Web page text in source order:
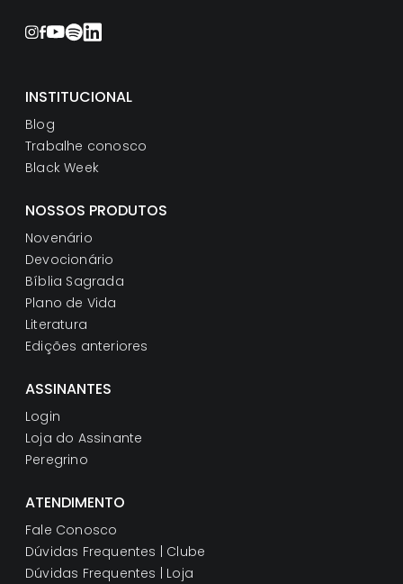
INSTITUCIONAL
Blog
Trabalhe conosco
Black Week
NOSSOS PRODUTOS
Novenário
Devocionário
Bíblia Sagrada
Plano de Vida
Literatura
Edições anteriores
ASSINANTES
Login
Loja do Assinante
Peregrino
ATENDIMENTO
Fale Conosco
Dúvidas Frequentes | Clube
Dúvidas Frequentes | Loja